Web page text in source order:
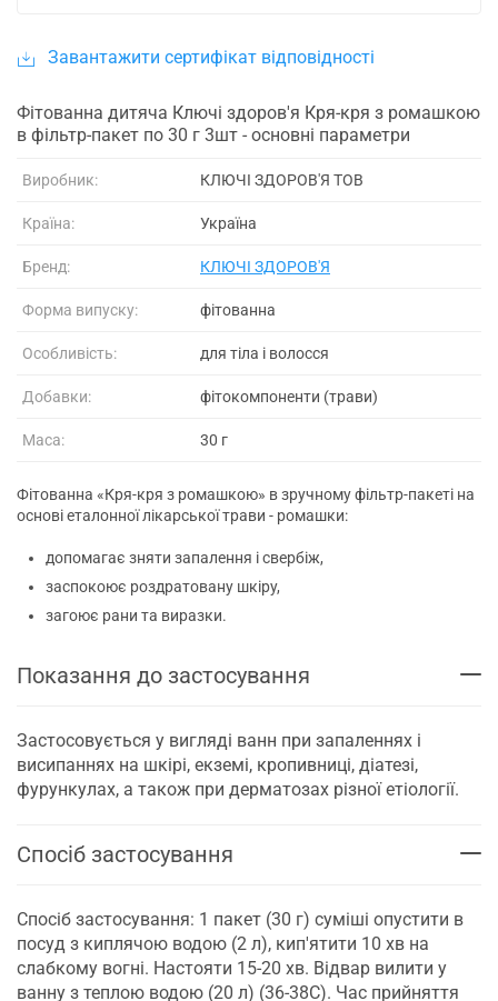
Завантажити сертифікат відповідності
Фітованна дитяча Ключі здоров'я Кря-кря з ромашкою
в фільтр-пакет по 30 г 3шт - основні параметри
Виробник: КЛЮЧІ ЗДОРОВ'Я ТОВ
Країна: Україна
Бренд: КЛЮЧІ ЗДОРОВ'Я
Форма випуску: фітованна
Особливість: для тіла і волосся
Добавки: фітокомпоненти (трави)
Маса: 30 г
Фітованна «Кря-кря з ромашкою» в зручному фільтр-пакеті на
основі еталонної лікарської трави - ромашки:
допомагає зняти запалення і свербіж,
заспокоює роздратовану шкіру,
загоює рани та виразки.
Показання до застосування
Застосовується у вигляді ванн при запаленнях і
висипаннях на шкірі, екземі, кропивниці, діатезі,
фурункулах, а також при дерматозах різної етіології.
Спосіб застосування
Спосіб застосування: 1 пакет (30 г) суміші опустити в
посуд з киплячою водою (2 л), кип'ятити 10 хв на
слабкому вогні. Настояти 15-20 хв. Відвар вилити у
ванну з теплою водою (20 л) (36-38С). Час прийняття